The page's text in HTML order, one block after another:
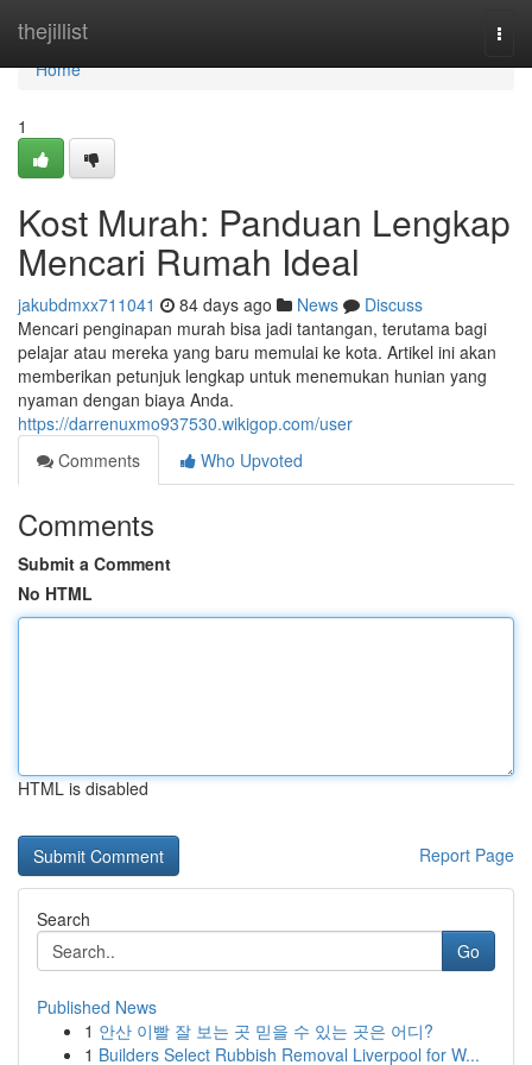
thejillist
Home
Home
1
Kost Murah: Panduan Lengkap
Mencari Rumah Ideal
jakubdmxx711041 84 days ago News
Discuss
Mencari penginapan murah bisa jadi tantangan, terutama bagi
pelajar atau mereka yang baru memulai ke kota. Artikel ini akan
memberikan petunjuk lengkap untuk menemukan hunian yang
nyaman dengan biaya Anda.
https://darrenuxmo937530.wikigop.com/user
Comments
Who Upvoted
Comments
Submit a Comment
No HTML
HTML is disabled
Report Page
Search
Go
Published News
1 안산 이빨 잘 보는 곳 믿을 수 있는 곳은 어디?
1 Builders Select Rubbish Removal Liverpool for W...